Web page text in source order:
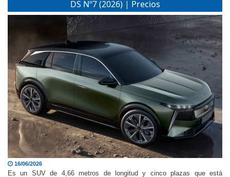
DS Nº7 (2026) | Precios
16/06/2026